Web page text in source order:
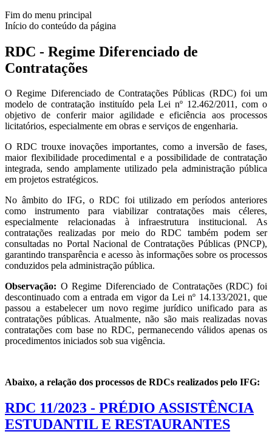
Fim do menu principal
Início do conteúdo da página
RDC - Regime Diferenciado de
Contratações
O Regime Diferenciado de Contratações Públicas (RDC) foi um
modelo de contratação instituído pela Lei nº 12.462/2011, com o
objetivo de conferir maior agilidade e eficiência aos processos
licitatórios, especialmente em obras e serviços de engenharia.
O RDC trouxe inovações importantes, como a inversão de fases,
maior flexibilidade procedimental e a possibilidade de contratação
integrada, sendo amplamente utilizado pela administração pública
em projetos estratégicos.
No âmbito do IFG, o RDC foi utilizado em períodos anteriores
como instrumento para viabilizar contratações mais céleres,
especialmente relacionadas à infraestrutura institucional. As
contratações realizadas por meio do RDC também podem ser
consultadas no Portal Nacional de Contratações Públicas (PNCP),
garantindo transparência e acesso às informações sobre os processos
conduzidos pela administração pública.
Observação: O Regime Diferenciado de Contratações (RDC) foi
descontinuado com a entrada em vigor da Lei nº 14.133/2021, que
passou a estabelecer um novo regime jurídico unificado para as
contratações públicas. Atualmente, não são mais realizadas novas
contratações com base no RDC, permanecendo válidos apenas os
procedimentos iniciados sob sua vigência.
Abaixo, a relação dos processos de RDCs realizados pelo IFG:
RDC 11/2023 - PRÉDIO ASSISTÊNCIA
ESTUDANTIL E RESTAURANTES